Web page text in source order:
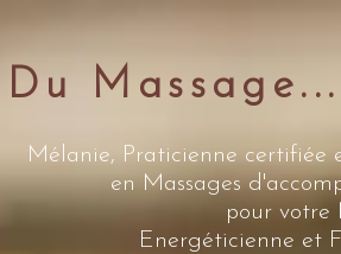
Du
Mélanie, Praticienne certifiée
en Massages
pour votre
Energéticienne et